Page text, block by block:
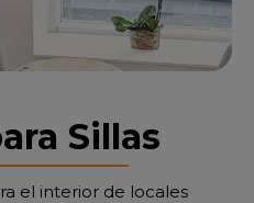
Sillas
el interior de locales